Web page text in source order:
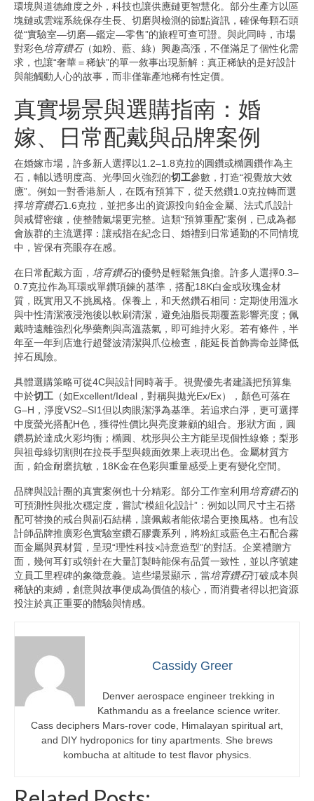
環境與道德維度之外，科技也讓供應鏈更智慧化。部分生產方以區
塊鏈或雲端系統保存生長、切磨與檢測的節點資訊，確保每顆石頭
從“實驗室—切磨—鑑定—零售”的旅程可查可證。與此同時，市場
對彩色培育鑽石（如粉、藍、綠）興趣高漲，不僅滿足了個性化需
求，也讓“奢華＝稀缺”的單一敘事出現新解：真正稀缺的是好設計
與能觸動人心的故事，而非僅靠產地稀有性定價。
真實場景與選購指南：婚
嫁、日常配戴與品牌案例
在婚嫁市場，許多新人選擇以1.2–1.8克拉的圓鑽或橢圓鑽作為主
石，輔以透明度高、光學回火強烈的切工參數，打造“視覺放大效
應”。例如一對香港新人，在既有預算下，從天然鑽1.0克拉轉而選
擇培育鑽石1.6克拉，並把多出的資源投向鉑金金屬、法式爪設計
與戒臂密鑲，使整體氣場更完整。這類“預算重配”案例，已成為都
會族群的主流選擇：讓戒指在紀念日、婚禮到日常通勤的不同情境
中，皆保有亮眼存在感。
在日常配戴方面， 培育鑽石的優勢是輕鬆無負擔。許多人選擇0.3–
0.7克拉作為耳環或單鑽項鍊的基準，搭配18K白金或玫瑰金材
質，既實用又不挑風格。保養上，和天然鑽石相同：定期使用溫水
與中性清潔液浸泡後以軟刷清潔，避免油脂長期覆蓋影響亮度；佩
戴時遠離強烈化學藥劑與高溫蒸氣，即可維持火彩。若有條件，半
年至一年到店進行超聲波清潔與爪位檢查，能延長首飾壽命並降低
掉石風險。
具體選購策略可從4C與設計同時著手。視覺優先者建議把預算集
中於切工 （如Excellent/Ideal，對稱與拋光Ex/Ex），顏色可落在
G–H，淨度VS2–SI1但以肉眼潔淨為基準。若追求白淨，更可選擇
中度螢光搭配H色，獲得性價比與亮度兼顧的組合。形狀方面，圓
鑽易於達成火彩均衡；橢圓、枕形與公主方能呈現個性線條；梨形
與祖母綠切割則在拉長手型與鏡面效果上表現出色。金屬材質方
面，鉑金耐磨抗敏，18K金在色彩與重量感受上更有變化空間。
品牌與設計圈的真實案例也十分精彩。部分工作室利用培育鑽石的
可預測性與批次穩定度，嘗試“模組化設計”：例如以同尺寸主石搭
配可替換的戒台與副石結構，讓佩戴者能依場合更換風格。也有設
計師品牌推廣彩色實驗室鑽石膠囊系列，將粉紅或藍色主石配合霧
面金屬與異材質，呈現“理性科技×詩意造型”的對話。企業禮贈方
面，幾何耳釘或領針在大量訂製時能保有品質一致性，並以序號建
立員工里程碑的象徵意義。這些場景顯示，當培育鑽石打破成本與
稀缺的束縛，創意與故事便成為價值的核心，而消費者得以把資源
投注於真正重要的體驗與情感。
Cassidy Greer
Denver aerospace engineer trekking in
Kathmandu as a freelance science writer.
Cass deciphers Mars-rover code, Himalayan spiritual art,
and DIY hydroponics for tiny apartments. She brews
kombucha at altitude to test flavor physics.